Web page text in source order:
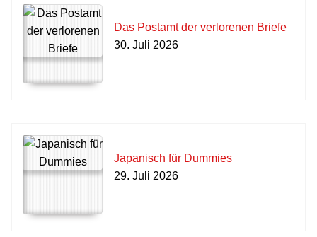
Das Postamt der verlorenen Briefe
30. Juli 2026
Japanisch für Dummies
29. Juli 2026